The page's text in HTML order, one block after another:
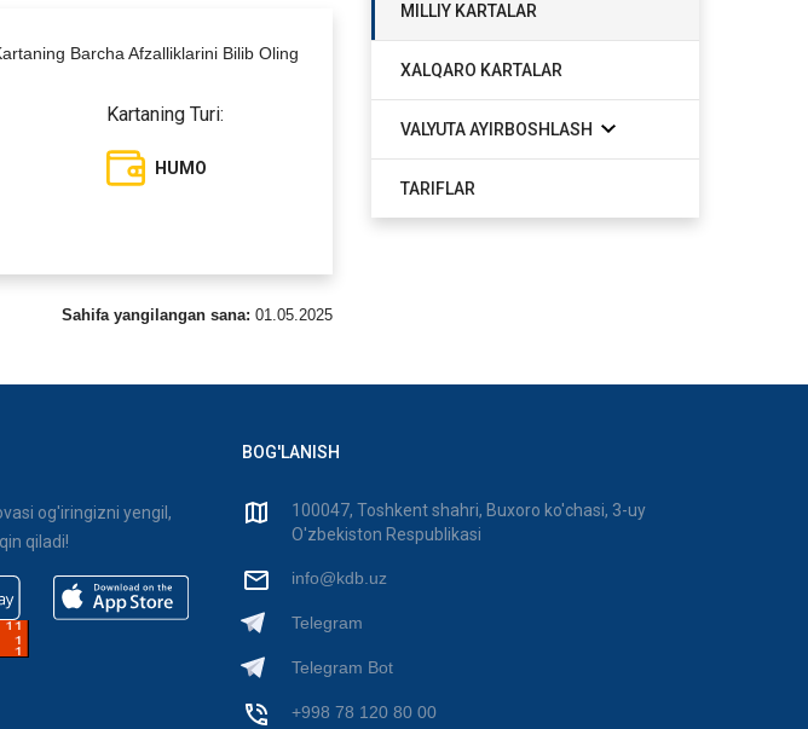
Barcha Afzalliklarini Bilib Oling
Kartaning Turi:
HUMO
Sahifa yangilangan sana: 01.05.2025
MILLIY KARTALAR
XALQARO KARTALAR
VALYUTA AYIRBOSHLASH
TARIFLAR
og'iringizni yengil,
qiladi!
BOG'LANISH
100047, Toshkent shahri, Buxoro ko'chasi, 3-uy
O'zbekiston Respublikasi
info@kdb.uz
Telegram
Telegram Bot
+998 78 120 80 00